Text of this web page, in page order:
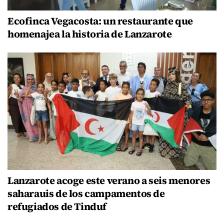
Ecofinca Vegacosta: un restaurante que
homenajea la historia de Lanzarote
Lanzarote acoge este verano a seis menores
saharauis de los campamentos de
refugiados de Tinduf